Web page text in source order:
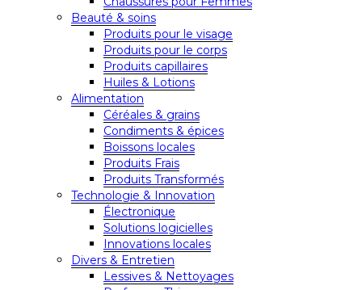
Beauté & soins
Produits pour le visage
Produits pour le corps
Produits capillaires
Huiles & Lotions
Alimentation
Céréales & grains
Condiments & épices
Boissons locales
Produits Frais
Produits Transformés
Technologie & Innovation
Électronique
Solutions logicielles
Innovations locales
Divers & Entretien
Lessives & Nettoyages